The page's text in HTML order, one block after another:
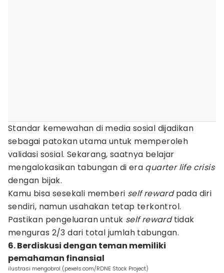
Standar kemewahan di media sosial dijadikan
sebagai patokan utama untuk memperoleh
validasi sosial. Sekarang, saatnya belajar
mengalokasikan tabungan di era quarter life crisis
dengan bijak.
Kamu bisa sesekali memberi self rewardpada diri
sendiri, namun usahakan tetap terkontrol.
Pastikan pengeluaran untuk self rewardtidak
menguras 2/3 dari total jumlah tabungan.
6. Berdiskusi dengan teman memiliki
pemahaman finansial
ilustrasi mengobrol (pexels.com/RDNE Stock Project)